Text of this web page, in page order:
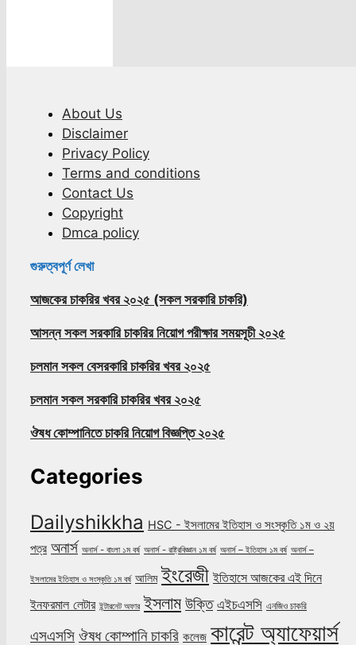
About Us
Disclaimer
Privacy Policy
Terms and conditions
Contact Us
Copyright
Dmca policy
গুরুত্বপূর্ণ লেখা
আজকের চাকরির খবর ২০২৫ (সকল সরকারি চাকরি)
আসন্ন সকল সরকারি চাকরির নিয়োগ পরীক্ষার সময়সূচী ২০২৫
চলমান সকল বেসরকারি চাকরির খবর ২০২৫
চলমান সকল সরকারি চাকরির খবর ২০২৫
ঔষধ কোম্পানিতে চাকরি নিয়োগ বিজ্ঞপ্তি ২০২৫
Categories
Dailyshikkha HSC - ইসলামের ইতিহাস ও সংস্কৃতি ১ম ও ২য়
পত্র অনার্স অনার্স - বাংলা ১ম বর্ষ অনার্স - রাষ্ট্রবিজ্ঞান ১ম বর্ষ অনার্স – ইতিহাস ১ম বর্ষ অনার্স –
ইসলামের ইতিহাস ও সংস্কৃতি ১ম বর্ষ আলিম ইংরেজী ইতিহাসে আজকের এই দিনে
ইনফরমাল লেটার ইন্টারনেট অফার ইসলাম উক্তি এইচএসসি এনজিও চাকরি
এসএসসি ঔষধ কোম্পানি চাকরি কলেজ কারেন্ট অ্যাফেয়ার্স